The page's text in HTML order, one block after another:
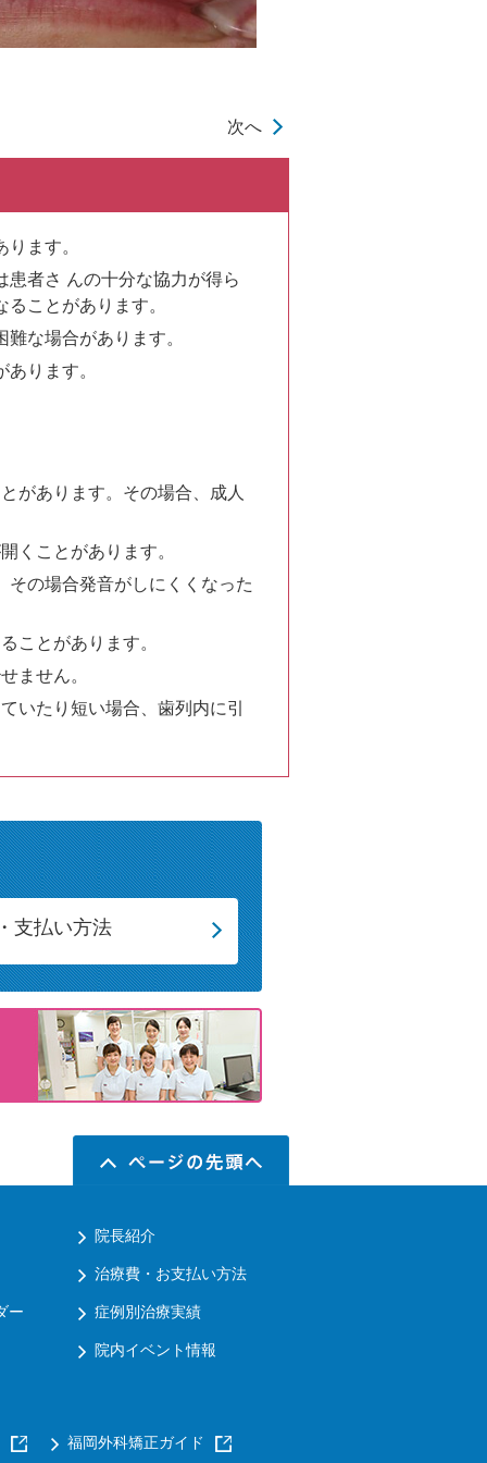
次へ
ます。
者さ んの十分な協力が得ら
ことがあります。
な場合があります。
ります。
があります。その場合、成人
くことがあります。
の場合発音がしにくくなった
ことがあります。
ません。
いたり短い場合、歯列内に引
支払い方法
院長紹介
治療費・お支払い方法
ー 症例別治療実績
院内イベント情報
福岡外科矯正ガイド